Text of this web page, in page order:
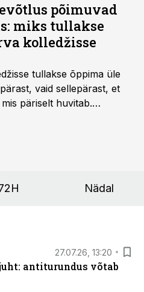
põimuvad
miks tullakse
kolledžisse
tullakse õppima üle
vaid sellepärast, et
päriselt huvitab.
Nädal
27.07.26, 13:20
antiturundus võtab